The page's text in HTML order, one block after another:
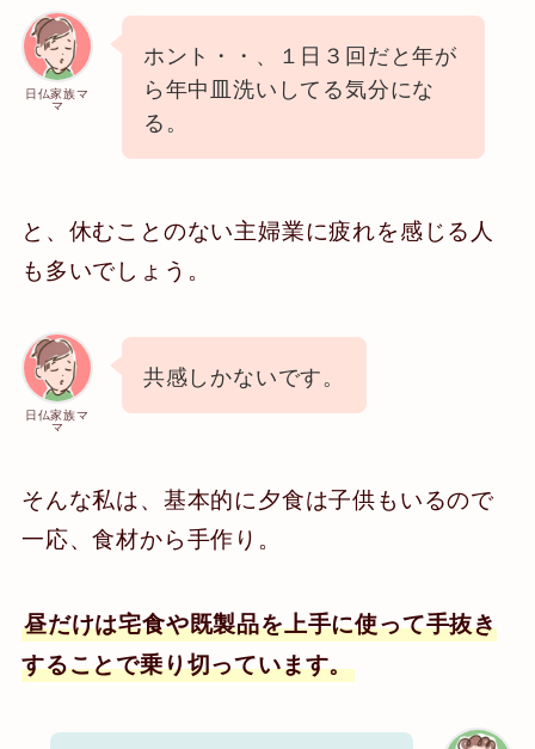
日仏家族マ
マ
ホント・・、１日３回だと年が
ら年中皿洗いしてる気分にな
る。
と、休むことのない主婦業に疲れを感じる人
も多いでしょう。
日仏家族マ
マ
共感しかないです。
そんな私は、基本的に夕食は子供もいるので
一応、食材から手作り。
昼だけは宅食や既製品を上手に使って手抜き
することで乗り切っています。